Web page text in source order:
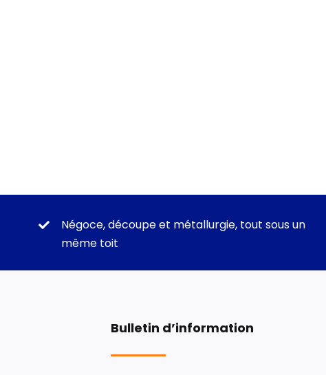
Négoce, découpe et métallurgie, tout sous un
même toit
Bulletin d’information